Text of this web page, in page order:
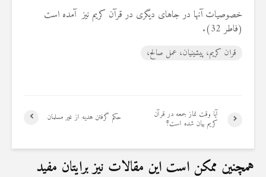
خصوصیات آنها در جاهای دیگری در قرآن کریم نیز آمده است
(فاطر 32).
قران کریم، پیشینیان، عمل صالح،
حکم گرفتن هدیه از غیر مسلمان آیا وقت نماز جمعه در قرآن
کریم بیان شده است؟
همچنین ممکن است این مقالات نیز برایتان مفید